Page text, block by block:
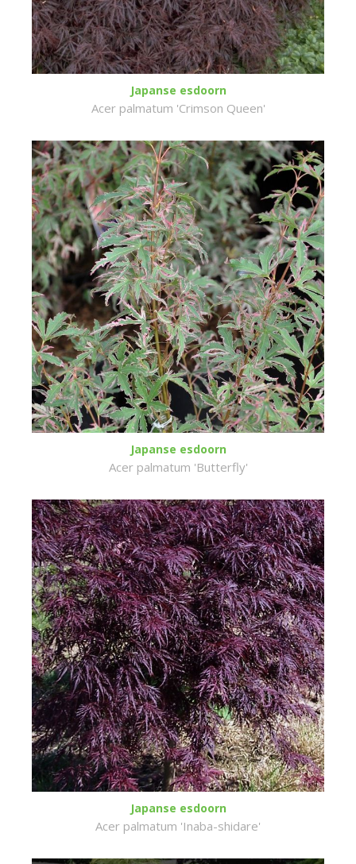
Japanse esdoorn
Acer palmatum 'Crimson Queen'
Japanse esdoorn
Acer palmatum 'Butterfly'
Japanse esdoorn
Acer palmatum 'Inaba-shidare'